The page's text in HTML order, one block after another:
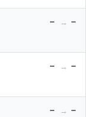
– –
– –
– –